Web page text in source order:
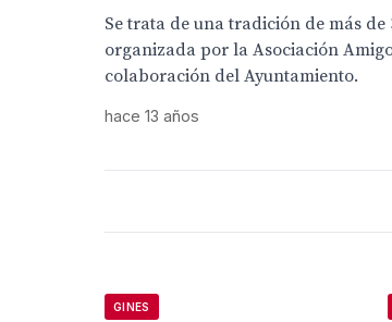
Se trata de una tradición de más
organizada por la Asociación
colaboración del Ayuntamiento.
hace 13 años
GINES